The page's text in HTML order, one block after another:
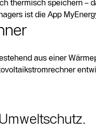
thermisch speichern –
ist die App
aus einer